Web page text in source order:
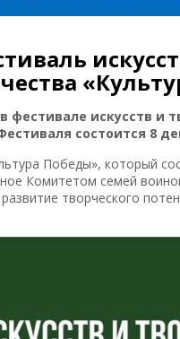
фестивале искусств и
состоится 8
Победы», который
Комитетом семей
творческого